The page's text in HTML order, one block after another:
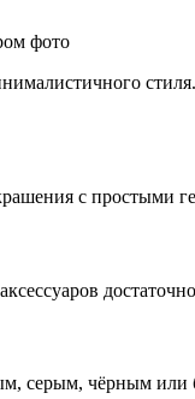
с простыми
серым, чёрным